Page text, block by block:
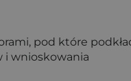
pod które
i wnioskowania